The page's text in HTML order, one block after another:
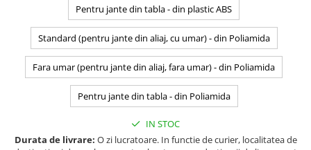
Pentru jante din tabla - din plastic ABS
Standard (pentru jante din aliaj, cu umar) - din Poliamida
Fara umar (pentru jante din aliaj, fara umar) - din Poliamida
Pentru jante din tabla - din Poliamida
IN STOC
Durata de livrare: O zi lucratoare. In functie de curier, localitatea de